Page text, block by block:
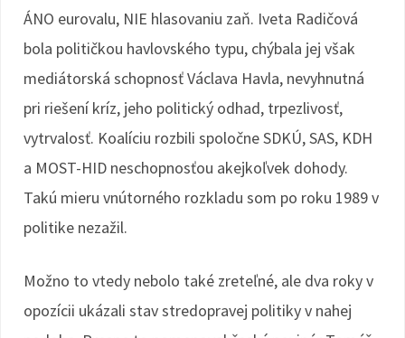
ÁNO eurovalu, NIE hlasovaniu zaň. Iveta Radičová
bola političkou havlovského typu, chýbala jej však
mediátorská schopnosť Václava Havla, nevyhnutná
pri riešení kríz, jeho politický odhad, trpezlivosť,
vytrvalosť. Koalíciu rozbili spoločne SDKÚ, SAS, KDH
a MOST-HID neschopnosťou akejkoľvek dohody.
Takú mieru vnútorného rozkladu som po roku 1989 v
politike nezažil.
Možno to vtedy nebolo také zreteľné, ale dva roky v
opozícii ukázali stav stredopravej politiky v nahej